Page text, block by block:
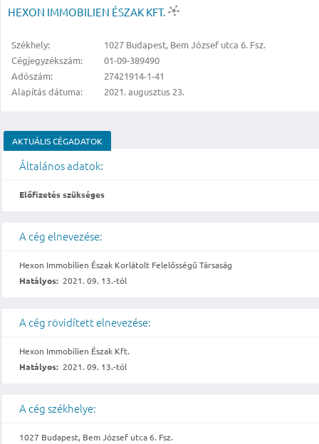
HEXON IMMOBILIEN ÉSZAK KFT.
Székhely:
1027 Budapest, Bem József utca 6. Fsz.
Cégjegyzékszám:
01-09-389490
Adószám:
27421914-1-41
Alapítás dátuma:
2021. augusztus 23.
AKTUÁLIS CÉGADATOK
Általános adatok:
Előfizetés szükséges
A cég elnevezése:
Hexon Immobilien Észak Korlátolt Felelősségű Társaság
Hatályos: 2021. 09. 13.-tól
A cég rövidített elnevezése:
Hexon Immobilien Észak Kft.
Hatályos: 2021. 09. 13.-tól
A cég székhelye:
1027 Budapest, Bem József utca 6. Fsz.